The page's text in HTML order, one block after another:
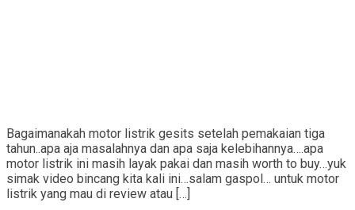
Bagaimanakah motor listrik gesits setelah pemakaian tiga
tahun..apa aja masalahnya dan apa saja kelebihannya….apa
motor listrik ini masih layak pakai dan masih worth to buy…yuk
simak video bincang kita kali ini…salam gaspol… untuk motor
listrik yang mau di review atau […]